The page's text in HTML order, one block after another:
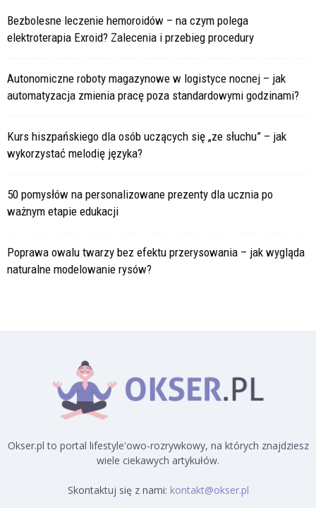
Bezbolesne leczenie hemoroidów – na czym polega
elektroterapia Exroid? Zalecenia i przebieg procedury
Autonomiczne roboty magazynowe w logistyce nocnej – jak
automatyzacja zmienia pracę poza standardowymi godzinami?
Kurs hiszpańskiego dla osób uczących się „ze słuchu” – jak
wykorzystać melodię języka?
50 pomysłów na personalizowane prezenty dla ucznia po
ważnym etapie edukacji
Poprawa owalu twarzy bez efektu przerysowania – jak wygląda
naturalne modelowanie rysów?
Okser.pl to portal lifestyle'owo-rozrywkowy, na których znajdziesz
wiele ciekawych artykułów.
Skontaktuj się z nami: kontakt@okser.pl